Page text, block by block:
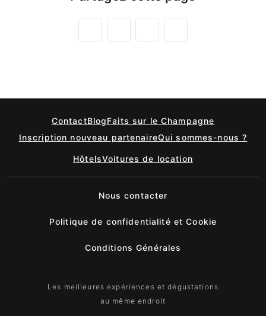
ContactBlogFaits sur le Champagne
Inscription nouveau partenaireQui sommes-nous ?
HôtelsVoitures de location
Nous contacter
Politique de confidentialité et Cookie
Conditions Générales
Les meilleures expériences et dégustations
au même endroit